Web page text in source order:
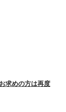
求めの方は再度